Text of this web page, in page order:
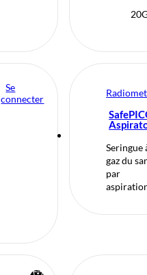
Se
connecter
Seringue
gaz du
par